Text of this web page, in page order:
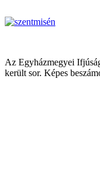
Az Egyházmegyei
került sor. Képes